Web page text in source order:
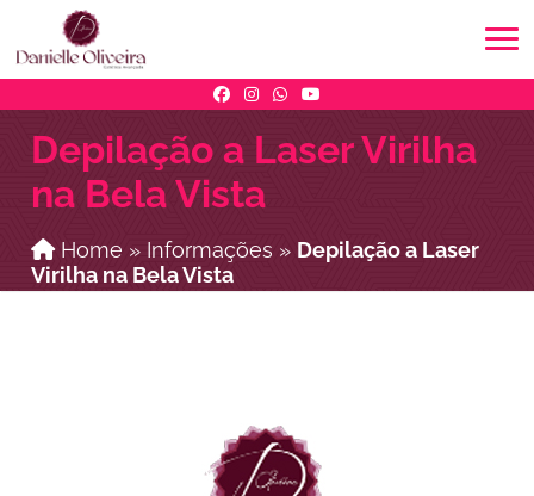
Depilação a Laser Virilha
na Bela Vista
Home » Informações » Depilação a Laser
Virilha na Bela Vista